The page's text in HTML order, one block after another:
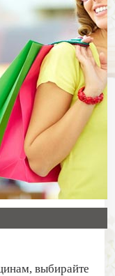
выбирайте